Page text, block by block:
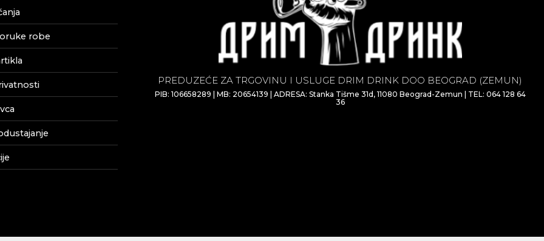
robe
PREDUZEĆE ZA TRGOVINU I USLUGE DRIM DRINK DOO BEOGRAD (ZEMUN)
PIB: 106658289 | MB: 20654139 | ADRESA: Stanka Tišme 31d, 11080 Beograd-Zemun | TEL: 064 128 64
36